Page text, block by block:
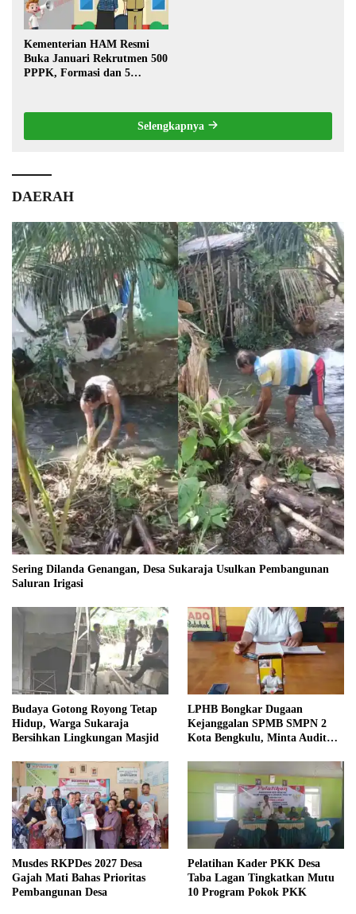
Kementerian HAM Resmi
Buka Januari Rekrutmen 500
PPPK, Formasi dan 5
Selengkapnya
DAERAH
Sering Dilanda Genangan, Desa Sukaraja Usulkan Pembangunan
Saluran Irigasi
Budaya Gotong Royong Tetap
Hidup, Warga Sukaraja
Bersihkan Lingkungan Masjid
LPHB Bongkar Dugaan
Kejanggalan SPMB SMPN 2
Kota Bengkulu, Minta Audit
Musdes RKPDes 2027 Desa
Gajah Mati Bahas Prioritas
Pembangunan Desa
Pelatihan Kader PKK Desa
Taba Lagan Tingkatkan Mutu
10 Program Pokok PKK